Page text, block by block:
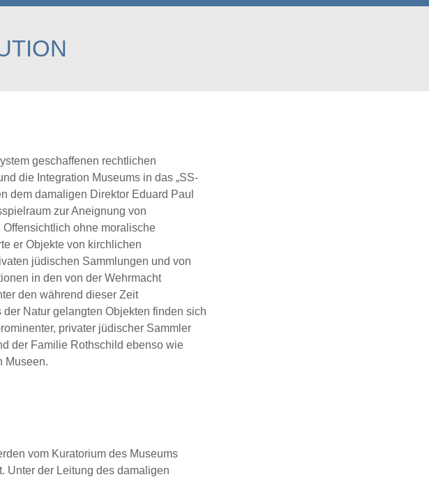
geschaffenen rechtlichen
die Integration Museums in das „SS-
dem damaligen Direktor Eduard Paul
zur Aneignung von
ohne moralische
er Objekte von kirchlichen
jüdischen Sammlungen und von
in den von der Wehrmacht
den während dieser Zeit
Natur gelangten Objekten finden sich
privater jüdischer Sammler
der Familie Rothschild ebenso wie
Museen.
vom Kuratorium des Museums
Unter der Leitung des damaligen